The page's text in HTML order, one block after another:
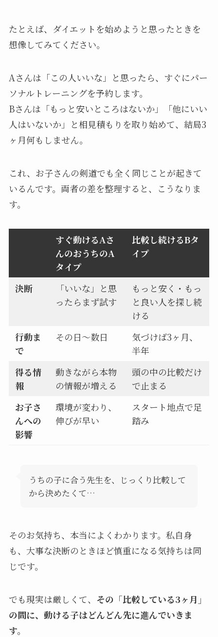
たとえば、ダイエットを始めようと思ったときを
想像してみてください。
Aさんは「この人いいな」と思ったら、すぐにパー
ソナルトレーニングを予約します。
Bさんは「もっと安いところはないか」「他にいい
人はいないか」と相見積もりを取り始めて、結局3
ヶ月何もしません。
これ、お子さんの剣道でも全く同じことが起きて
いるんです。両者の差を整理すると、こうなりま
す。
すぐ動けるAさ
んのおうちのA
タイプ
比較し続けるBタ
イプ
決断
「いいな」と思
ったらまず試す
もっと安く・もっ
と良い人を探し続
ける
行動ま
で
その日〜数日
気づけば3ヶ月、
半年
得る情
報
動きながら本物
の情報が増える
頭の中の比較だけ
で止まる
お子さ
んへの
影響
環境が変わり、
伸びが早い
スタート地点で足
踏み
うちの子に合う先生を、じっくり比較して
から決めたくて…
そのお気持ち、本当によくわかります。私自身
も、大事な決断のときほど慎重になる気持ちは同
じです。
でも現実は厳しくて、 その「比較している3ヶ月」
の間に、動ける子はどんどん先に進んでいきま
す。